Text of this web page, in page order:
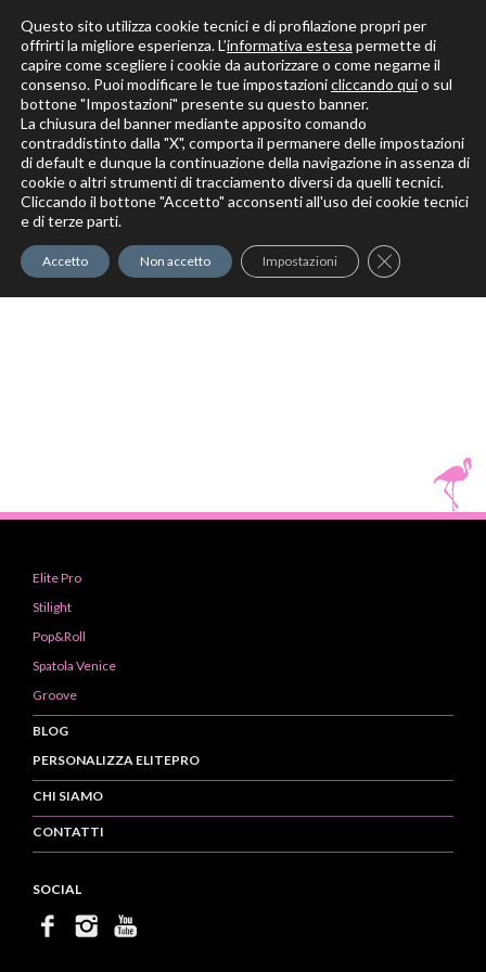
Solo per veri decoratori
Elite Pro
Elite Pro
Stilight
Pop&Roll
Spatola Venice
Groove
BLOG
PERSONALIZZA ELITEPRO
CHI SIAMO
CONTATTI
SOCIAL
Questo sito utilizza cookie tecnici e di profilazione propri per
offrirti la migliore esperienza. L’informativa estesa permette di
capire come scegliere i cookie da autorizzare o come negarne il
consenso. Puoi modificare le tue impostazionicliccando quio sul
bottone "Impostazioni" presente su questo banner.
La chiusura del banner mediante apposito comando
contraddistinto dalla "X", comporta il permanere delle impostazioni
di default e dunque la continuazione della navigazione in assenza di
cookie o altri strumenti di tracciamento diversi da quelli tecnici.
Cliccando il bottone "Accetto" acconsenti all'uso dei cookie tecnici
e di terze parti.
Accetto Non accetto Impostazioni Close GDPR